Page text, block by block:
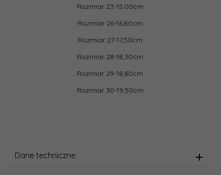
Rozmiar 23-15,00cm
Rozmiar 26-16,80cm
Rozmiar 27-17,50cm
Rozmiar 28-18,30cm
Rozmiar 29-18,80cm
Rozmiar 30-19,50cm
Dane techniczne